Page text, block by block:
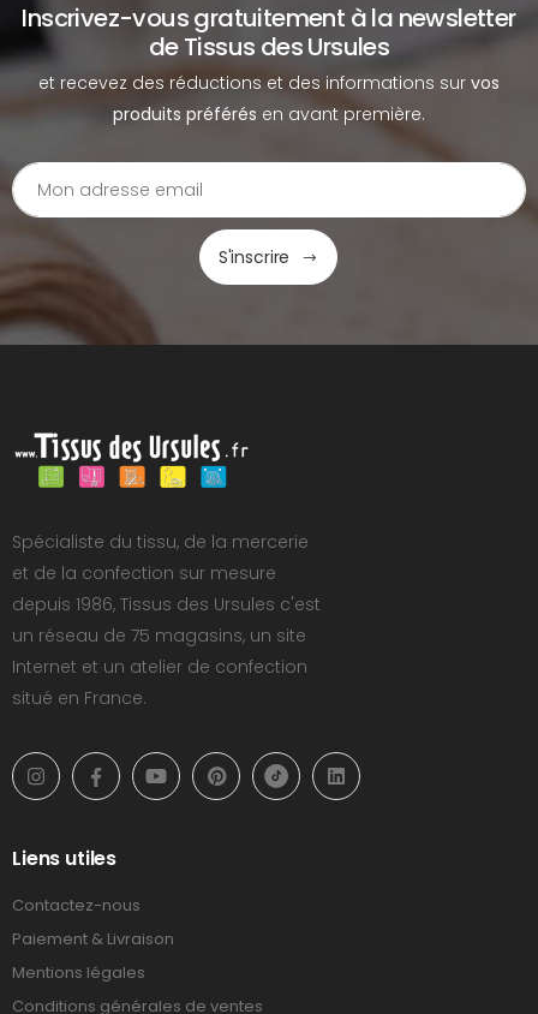
Inscrivez-vous gratuitement à la newsletter
de Tissus des Ursules
et recevez des réductions et des informations sur vos
produits préférés en avant première.
S'inscrire
Spécialiste du tissu, de la mercerie
et de la confection sur mesure
depuis 1986, Tissus des Ursules c'est
un réseau de 75 magasins, un site
Internet et un atelier de confection
situé en France.
Liens utiles
Contactez-nous
Paiement & Livraison
Mentions légales
Conditions générales de ventes